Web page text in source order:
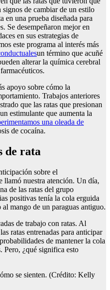
signos de cambiar de un estilo
en una prueba diseñada para
Se desempeñaron mejor en
en sus estrategias de
este programa al interés más
un término que acuñé
alterar la química cerebral
apoyo sobre cómo la
Trabajos anteriores
que las ratas que presionan
estimulante que aumenta la
una oleada de
de cocaína.
de rata
sobre el
llamó nuestra atención. Un día,
de las ratas del grupo
positivas tenía la cola erguida
mango de un paraguas antiguo.
de trabajo con ratas. Al
ratas entrenadas para anticipar
de mantener la cola
Pero, ¿qué significa esto
se sienten. (Crédito: Kelly